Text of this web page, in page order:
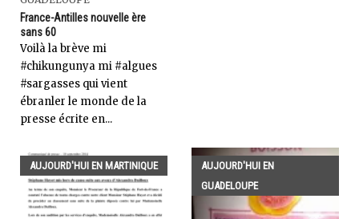
France-Antilles nouvelle ère
sans 60
Voilà la brève mi
#chikungunya mi #algues
#sargasses qui vient
ébranler le monde de la
presse écrite en...
AUJOURD'HUI EN MARTINIQUE
AUJOURD'HUI EN
GUADELOUPE